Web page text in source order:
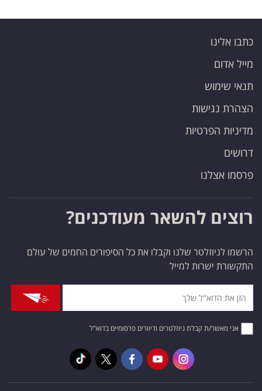
כתבו אלינו
מייל אדום
תנאי שימוש
הצהרת נגישות
מדיניות הפרטיות
דרושים
פרסמו אצלנו
רוצים להשאר מעודכנים?
הרשמו לניוזלטר שלנו וקבלו את כל הסיפורים החמים של עולם
התקשורת ישרות למייל
אני מאשר/ת קבלת ניוזלטרים ודיוורים פרסומיים בדוא"ל